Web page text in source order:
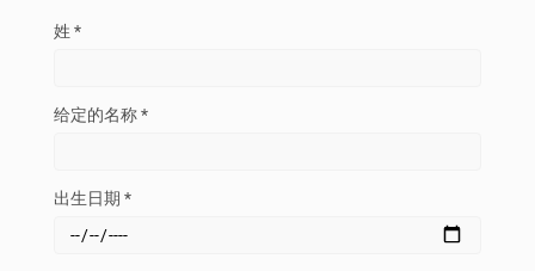
姓 *
给定的名称 *
出生日期 *